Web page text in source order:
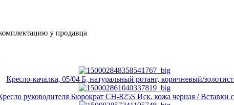
у продавца
Кресло-качалка, 05/04 Б, натуральный ротанг, коричневый/
руководителя Бюрократ CH-825S Иск. кожа черная / Вставки